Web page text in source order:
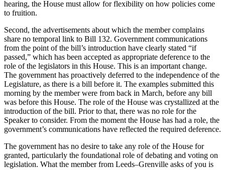
hearing, the House must allow for flexibility on how policies come
to fruition.
Second, the advertisements about which the member complains
share no temporal link to Bill 132. Government communications
from the point of the bill’s introduction have clearly stated “if
passed,” which has been accepted as appropriate deference to the
role of the legislators in this House. This is an important change.
The government has proactively deferred to the independence of the
Legislature, as there is a bill before it. The examples submitted this
morning by the member were from back in March, before any bill
was before this House. The role of the House was crystallized at the
introduction of the bill. Prior to that, there was no role for the
Speaker to consider. From the moment the House has had a role, the
government’s communications have reflected the required deference.
The government has no desire to take any role of the House for
granted, particularly the foundational role of debating and voting on
legislation. What the member from Leeds–Grenville asks of you is